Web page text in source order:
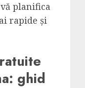
planifica
rapide și
ghid